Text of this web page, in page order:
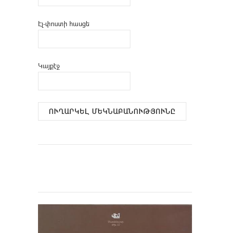
Էլ-փոստի հասցե
Կայքէջ